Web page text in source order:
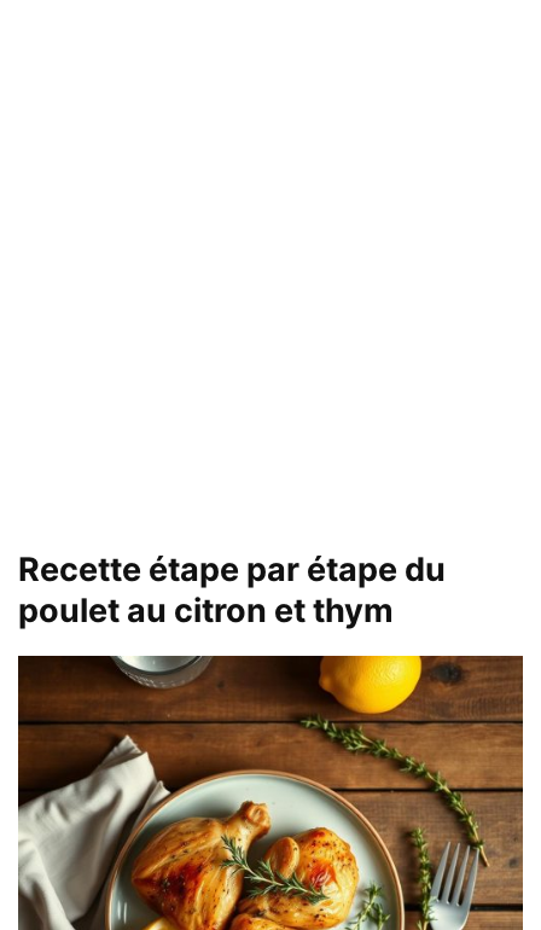
Recette étape par étape du
poulet au citron et thym